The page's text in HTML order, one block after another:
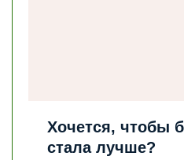
Хочется, чтобы
стала лучше?